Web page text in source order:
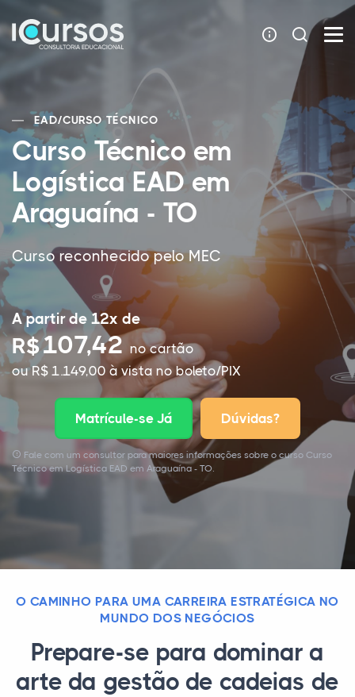
EAD/CURSO TÉCNICO
Curso Técnico em
Logística EAD em
Araguaína - TO
Curso reconhecido pelo MEC
A partir de 12x de
R$107,42 no cartão
ou R$ 1.149,00 à vista no boleto/PIX
Matrícule-se Já Dúvidas?
Fale com um consultor para maiores informações sobre o curso Curso
Técnico em Logística EAD em Araguaína - TO.
O CAMINHO PARA UMA CARREIRA ESTRATÉGICA NO
MUNDO DOS NEGÓCIOS
Prepare-se para dominar a
arte da gestão de cadeias de